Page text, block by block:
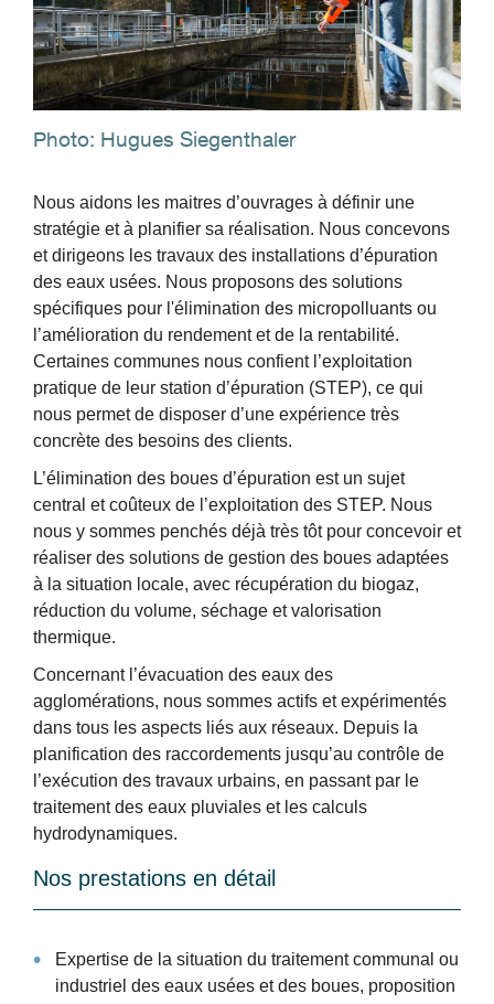
Photo: Hugues Siegenthaler
Nous aidons les maitres d’ouvrages à définir une
stratégie et à planifier sa réalisation. Nous concevons
et dirigeons les travaux des installations d’épuration
des eaux usées. Nous proposons des solutions
spécifiques pour l'élimination des micropolluants ou
l’amélioration du rendement et de la rentabilité.
Certaines communes nous confient l’exploitation
pratique de leur station d’épuration (STEP), ce qui
nous permet de disposer d’une expérience très
concrète des besoins des clients.
L’élimination des boues d’épuration est un sujet
central et coûteux de l’exploitation des STEP. Nous
nous y sommes penchés déjà très tôt pour concevoir et
réaliser des solutions de gestion des boues adaptées
à la situation locale, avec récupération du biogaz,
réduction du volume, séchage et valorisation
thermique.
Concernant l’évacuation des eaux des
agglomérations, nous sommes actifs et expérimentés
dans tous les aspects liés aux réseaux. Depuis la
planification des raccordements jusqu’au contrôle de
l’exécution des travaux urbains, en passant par le
traitement des eaux pluviales et les calculs
hydrodynamiques.
Nos prestations en détail
Expertise de la situation du traitement communal ou
industriel des eaux usées et des boues, proposition